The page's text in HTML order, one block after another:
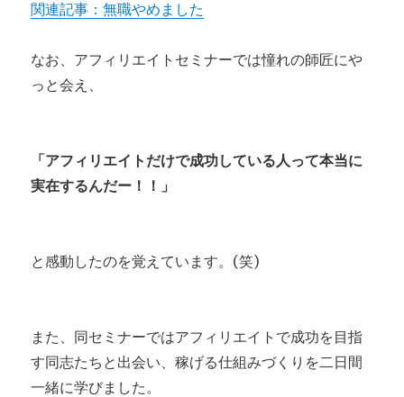
関連記事：無職やめました
なお、アフィリエイトセミナーでは憧れの師匠にや
っと会え、
「アフィリエイトだけで成功している人って本当に
実在するんだー！！」
と感動したのを覚えています。(笑)
また、同セミナーではアフィリエイトで成功を目指
す同志たちと出会い、稼げる仕組みづくりを二日間
一緒に学びました。